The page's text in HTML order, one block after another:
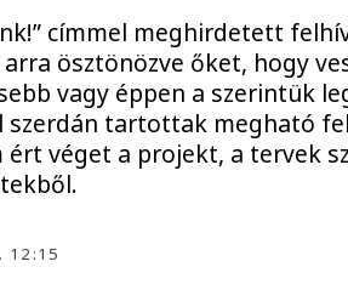
címmel meghirdetett
ösztönözve őket, hogy
vagy éppen a szerintük
szerdán tartottak megható
véget a projekt, a tervek
12:15